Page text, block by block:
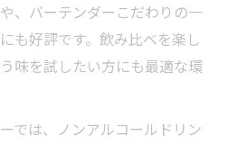
、バーテンダーこだわりの一
も好評です。飲み比べを楽し
味を試したい方にも最適な環
では、ノンアルコールドリン